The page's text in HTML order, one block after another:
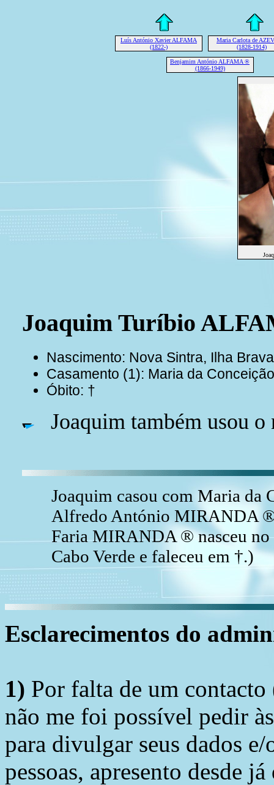
Luís António Xavier ALFAMA
(1822-)
Maria Carlota de
(1828-1914)
Benjamim António ALFAMA ®
(1866-1949)
Joaquim Turíbio
Nascimento: Nova Sintra, Ilha
Casamento (1): Maria da
Óbito: †
Joaquim também usou o
Joaquim casou com Maria
Alfredo António MIRANDA
Faria MIRANDA ® nasceu no
Cabo Verde e faleceu em †.)
Esclarecimentos do
1) Por falta de um
não me foi possível pedir
para divulgar seus dados
pessoas, apresento desde